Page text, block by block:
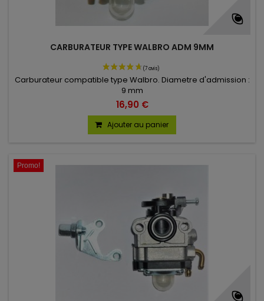
CARBURATEUR TYPE WALBRO ADM 9MM
Carburateur compatible type Walbro. Diametre d'admission :
9 mm
16,90 €
Ajouter au panier
Promo!